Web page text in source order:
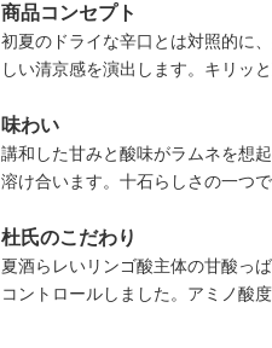
商品コンセプト
初夏のドライな辛口とは対照的に
しい清京感を演出します。キリッ
味わい
講和した甘みと酸味がラムネを想
溶け合います。十石らしさの一つ
杜氏のこだわり
夏酒らレいリンゴ酸主体の甘酸っ
コントロールしました。アミノ酸